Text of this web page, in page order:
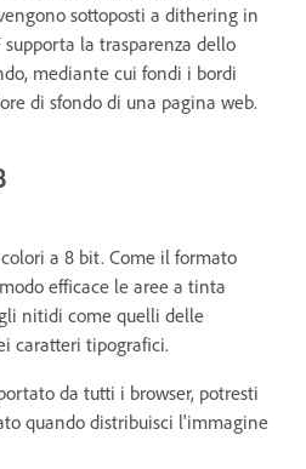
sottoposti a dithering in
la trasparenza dello
mediante cui fondi i bordi
di sfondo di una pagina web.
a 8 bit. Come il formato
efficace le aree a tinta
nitidi come quelli delle
caratteri tipografici.
da tutti i browser, potresti
quando distribuisci l'immagine